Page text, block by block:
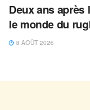
Deux ans après
le monde du
8 AOÛT 2026